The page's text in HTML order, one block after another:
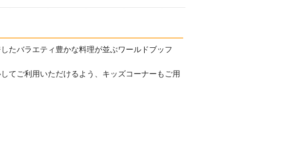
たバラエティ豊かな料理が並ぶワールドブッフ
てご利用いただけるよう、キッズコーナーもご用